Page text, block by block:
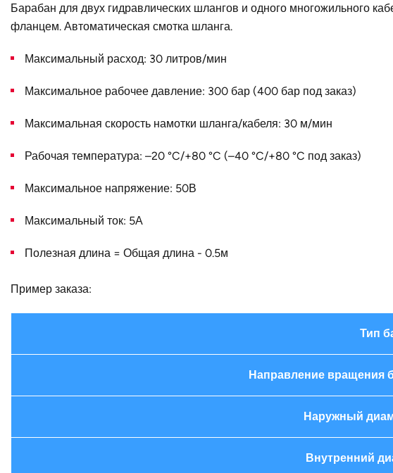
B, мм
Конструктивное исполнение
Наружный диаметр D, мм
Страна
Барабан для двух гидравлических шлангов и одного многожильного
фланцем. Автоматическая смотка шланга.
Максимальный расход: 30 литров/мин
Максимальное рабочее давление: 300 бар (400 бар под заказ)
Максимальная скорость намотки шланга/кабеля: 30 м/мин
Рабочая температура: –20 °C/+80 °C (–40 °C/+80 °C под заказ)
Максимальное напряжение: 50В
Максимальный ток: 5А
Полезная длина = Общая длина - 0.5м
Пример заказа:
Тип
Направление вращения
Наружный
Внутренний